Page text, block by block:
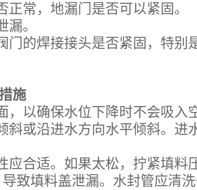
常，地漏门是否可以紧固。
。
的焊接接头是否紧固，特别
施
以确保水位下降时不会吸入空
或沿进水方向水平倾斜。进
合适。如果太松，拧紧填料
致填料盖泄漏。水封管应清洗